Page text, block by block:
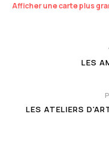
Afficher une carte plus
LES
LES ATELIERS